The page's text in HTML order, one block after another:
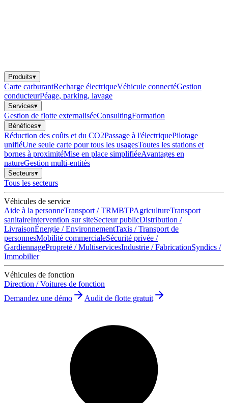
Produits▾
Carte carburantRecharge électriqueVéhicule connectéGestion
conducteurPéage, parking, lavage
Services▾
Gestion de flotte externaliséeConsultingFormation
Bénéfices▾
Réduction des coûts et du CO2Passage à l'électriquePilotage
unifiéUne seule carte pour tous les usagesToutes les stations et
bornes à proximitéMise en place simplifiéeAvantages en
natureGestion multi-entités
Secteurs▾
Tous les secteurs
Véhicules de service
Aide à la personneTransport / TRMBTPAgricultureTransport
sanitaireIntervention sur siteSecteur publicDistribution /
LivraisonÉnergie / EnvironnementTaxis / Transport de
personnesMobilité commercialeSécurité privée /
GardiennagePropreté / MultiservicesIndustrie / FabricationSyndics /
Immobilier
Véhicules de fonction
Direction / Voitures de fonction
Demandez une démo
Audit de flotte gratuit